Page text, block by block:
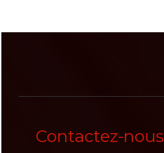
Contactez-nous